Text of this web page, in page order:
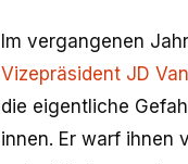
Im vergangenen
Vizepräsident JD
die eigentliche
innen. Er warf ihnen